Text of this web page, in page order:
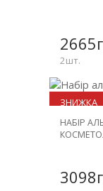
-25%
2шт.
ЗНИЖКА
-23%
НАБІР